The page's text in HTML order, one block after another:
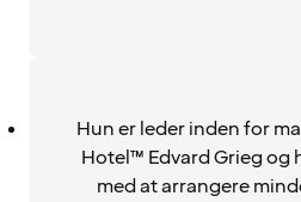
Hun er leder inden for
Hotel™ Edvard Grieg
med at arrangere